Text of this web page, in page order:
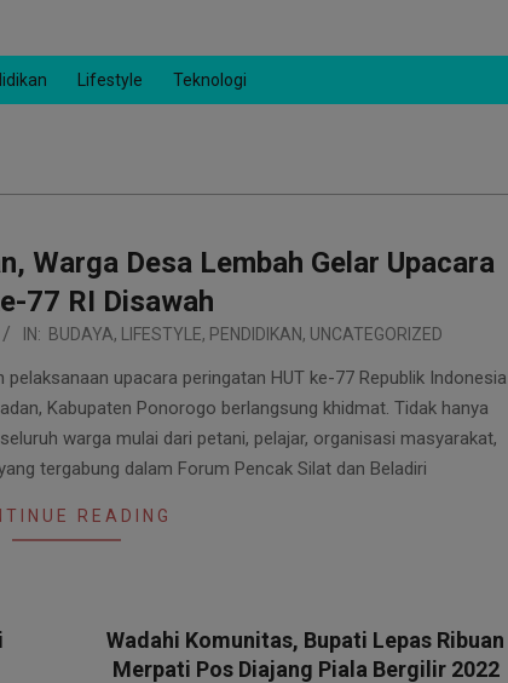
Lifestyle Teknologi
Warga Desa Lembah Gelar Upacara
77 RI Disawah
IN: BUDAYA, LIFESTYLE, PENDIDIKAN, UNCATEGORIZED
pelaksanaan upacara peringatan HUT ke-77 Republik Indonesia
Kabupaten Ponorogo berlangsung khidmat. Tidak hanya
warga mulai dari petani, pelajar, organisasi masyarakat,
tergabung dalam Forum Pencak Silat dan Beladiri
READING
Wadahi Komunitas, Bupati Lepas Ribuan
Merpati Pos Diajang Piala Bergilir 2022